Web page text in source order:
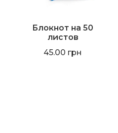
Блокнот на 50
листов
45.00 грн